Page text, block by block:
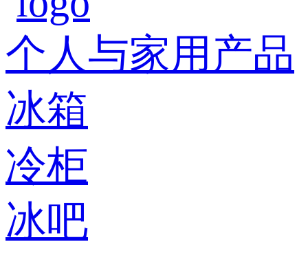
个人与家用产品
冰箱
冷柜
冰吧